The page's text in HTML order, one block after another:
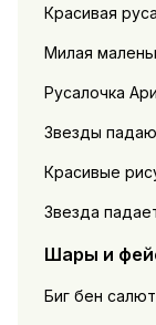
Красивая
Милая
Русалочка
Звезды
Красивые
Звезда
Шары и
Биг бен